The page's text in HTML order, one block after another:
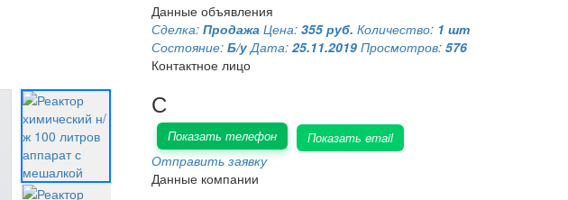
Данные объявления
Сделка: Продажа Цена: 355 руб. Количество: 1 шт
Состояние: Б/у Дата: 25.11.2019 Просмотров: 576
Контактное лицо
С
Показать телефон Показать email
Отправить заявку
Данные компании